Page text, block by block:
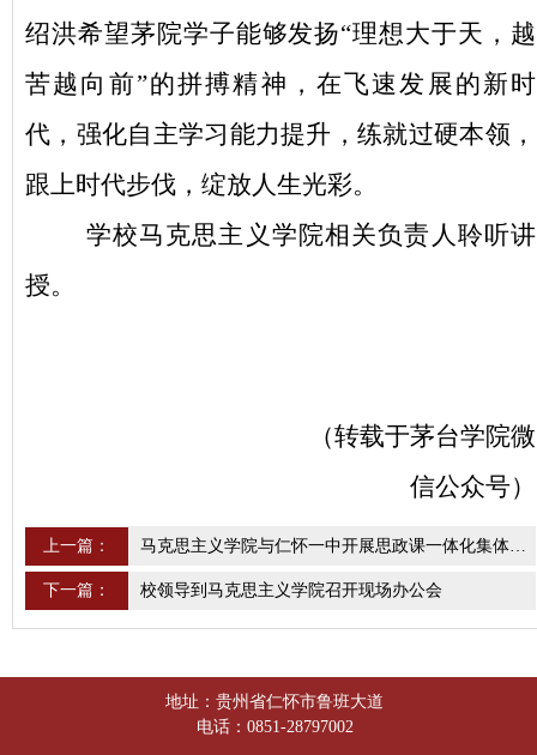
绍洪希望茅院学子能够发扬“理想大于天，越
苦越向前”的拼搏精神，在飞速发展的新时
代，强化自主学习能力提升，练就过硬本领，
跟上时代步伐，绽放人生光彩。
学校马克思主义学院相关负责人聆听讲
授。
（转载于茅台学院微
信公众号）
上一篇： 马克思主义学院与仁怀一中开展思政课一体化集体备课活动
下一篇： 校领导到马克思主义学院召开现场办公会
地址：贵州省仁怀市鲁班大道
电话：0851-28797002